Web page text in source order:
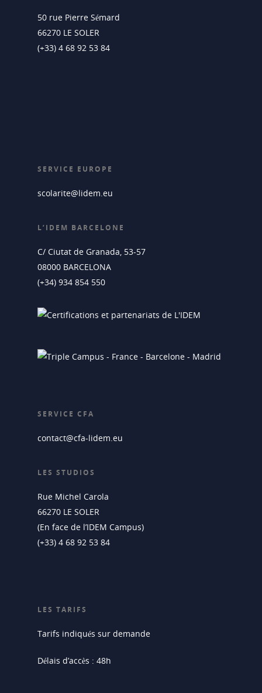
50 rue Pierre Sémard
66270 LE SOLER
(+33) 4 68 92 53 84
SERVICE EUROPE
scolarite@lidem.eu
L’IDEM BARCELONE
C/ Ciutat de Granada, 53-57
08000 BARCELONA
(+34) 934 854 550
SERVICE CFA
contact@cfa-lidem.eu
LES STUDIOS
Rue Michel Carola
66270 LE SOLER
(En face de l’IDEM Campus)
(+33) 4 68 92 53 84
LES TARIFS
Tarifs indiqués sur demande
Délais d’accès : 48h